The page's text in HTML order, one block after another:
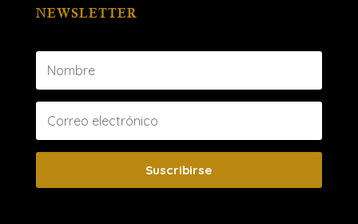
NEWSLETTER
Suscribirse